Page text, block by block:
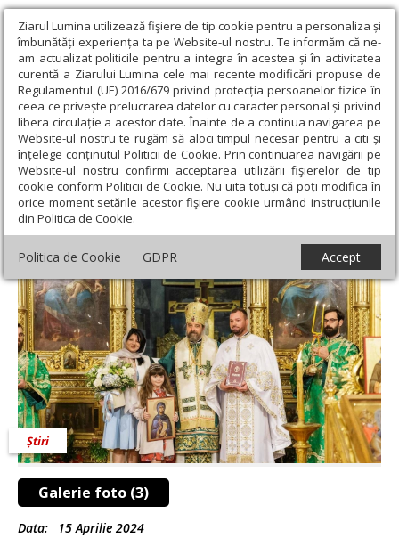
Ziarul Lumina utilizează fişiere de tip cookie pentru a personaliza și
îmbunătăți experiența ta pe Website-ul nostru. Te informăm că ne-
am actualizat politicile pentru a integra în acestea și în activitatea
curentă a Ziarului Lumina cele mai recente modificări propuse de
Regulamentul (UE) 2016/679 privind protecția persoanelor fizice în
ceea ce privește prelucrarea datelor cu caracter personal și privind
libera circulație a acestor date. Înainte de a continua navigarea pe
Website-ul nostru te rugăm să aloci timpul necesar pentru a citi și
înțelege conținutul Politicii de Cookie. Prin continuarea navigării pe
Website-ul nostru confirmi acceptarea utilizării fişierelor de tip
cookie conform Politicii de Cookie. Nu uita totuși că poți modifica în
orice moment setările acestor fişiere cookie urmând instrucțiunile
din Politica de Cookie.
Politica de Cookie GDPR Accept
Ziarul Lumina › Actualitate religioasă › Știri › Hirotonie la
Catedrala Mitropolitană din Iași
Hirotonie la Catedrala Mitropolitană din
Iași
Galerie foto (3)
Știri
Data: 15 Aprilie 2024